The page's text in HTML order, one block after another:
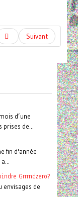
Suivant
d’une
de...
fin d'année
Grrrndzero?
envisages de